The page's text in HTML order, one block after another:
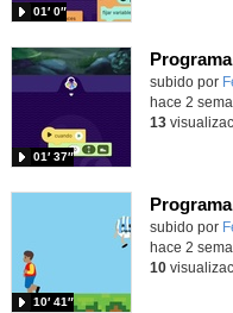
01′ 0″
Contenido
subido por
01′ 37″
hace 2
13
Contenido
subido por
10′ 41″
hace 2
10